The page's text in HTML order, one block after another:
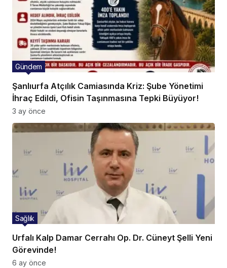
Şanlıurfa Atçılık Camiasında Kriz: Şube Yönetimi
İhraç Edildi, Ofisin Taşınmasına Tepki Büyüyor!
Gündem
3 ay önce
Urfalı Kalp Damar Cerrahı Op. Dr. Cüneyt Şelli Yeni
Görevinde!
Sağlık
6 ay önce